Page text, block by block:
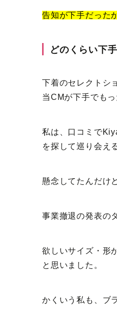
告知が下手だった
どのくらい下
下着のセレクトシ
当CMが下手でも
私は、口コミで
を探して巡り会え
懸念してたんだけ
事業撤退の発表の
欲しいサイズ・形
と思いました。
かくいう私も、ブ